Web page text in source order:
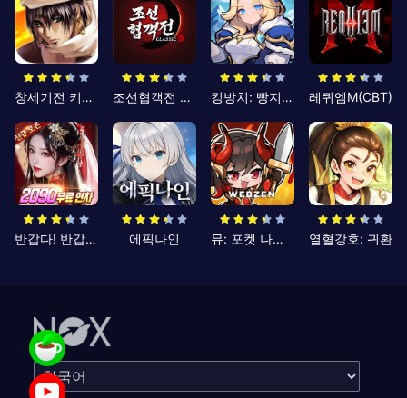
창세기전 키우기 조선협객전 클래식 킹방치: 빵지의 제왕 레퀴엠M(CBT)
반갑다! 반갑삼국지 에픽나인 뮤: 포켓 나이츠 열혈강호: 귀환